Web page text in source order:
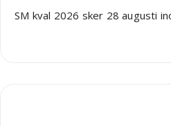
SM kval 2026 sker 28 augusti